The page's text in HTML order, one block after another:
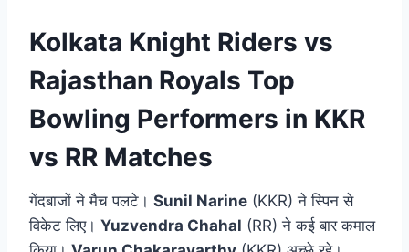
Kolkata Knight Riders vs
Rajasthan Royals Top
Bowling Performers in KKR
vs RR Matches
गेंदबाजों ने मैच पलटे। Sunil Narine (KKR) ने स्पिन से
विकेट लिए। Yuzvendra Chahal (RR) ने कई बार कमाल